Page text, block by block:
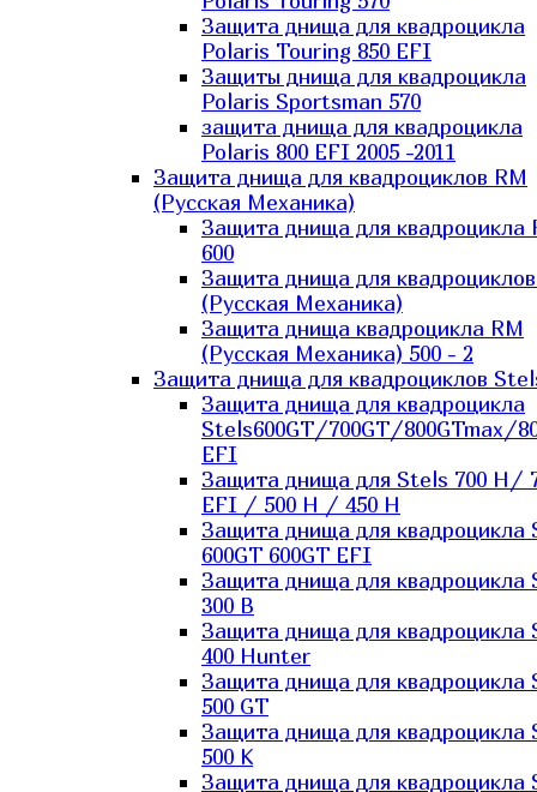
Защита днища для квадроцикла
Polaris Touring 850 EFI
Защиты днища для квадроцикла
Polaris Sportsman 570
защита днища для квадроцикла
Polaris 800 EFI 2005 -2011
Защита днища для квадроциклов RM
(Русская Механика)
Защита днища для квадроцикла
600
Защита днища для
(Русская Механика)
Защита днища квадроцикла RM
(Русская Механика) 500 - 2
Защита днища для квадроциклов
Защита днища для квадроцикла
Stels600GT/700GT/800GTmax/
EFI
Защита днища для Stels 700 H/
EFI / 500 H / 450 H
Защита днища для квадроцикла
600GT 600GT EFI
Защита днища для квадроцикла
300 B
Защита днища для квадроцикла
400 Hunter
Защита днища для квадроцикла
500 GT
Защита днища для квадроцикла
500 K
Защита днища для квадроцикла